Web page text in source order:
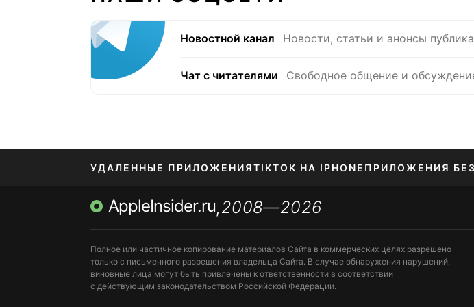
Новостной канал Новости, статьи и анонсы
Чат с читателями Свободное общение и
УДАЛЕННЫЕ ПРИЛОЖЕНИЯTIKTOK НА IPHONE ПРИЛОЖЕНИЯ БЕЗ
МЕССЕНДЖЕРЫ KAKAOTALK, B…ПОПОЛНЕНИЕ APPLE ID
AppleInsider.ru, 2008—2026
Полное или частичное копирование материалов Сайта в коммерческих целях разрешено
только с письменного разрешения владельца Сайта. В случае обнаружения нарушений,
виновные лица могут быть привлечены к ответственности в соответствии
с действующим законодательством Российской Федерации.